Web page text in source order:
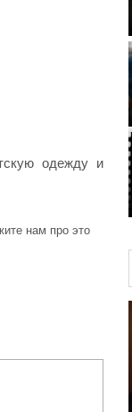
одежду и
нам про это